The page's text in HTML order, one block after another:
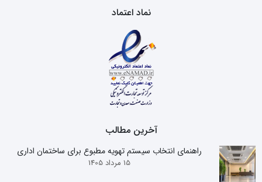
نماد اعتماد
آخرین مطالب
راهنمای انتخاب سیستم تهویه مطبوع برای ساختمان اداری
15 مرداد 1405